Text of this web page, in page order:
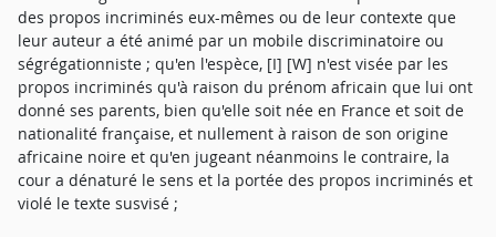
des propos incriminés eux-mêmes ou de leur contexte que
leur auteur a été animé par un mobile discriminatoire ou
ségrégationniste ; qu'en l'espèce, [I] [W] n'est visée par les
propos incriminés qu'à raison du prénom africain que lui ont
donné ses parents, bien qu'elle soit née en France et soit de
nationalité française, et nullement à raison de son origine
africaine noire et qu'en jugeant néanmoins le contraire, la
cour a dénaturé le sens et la portée des propos incriminés et
violé le texte susvisé ;